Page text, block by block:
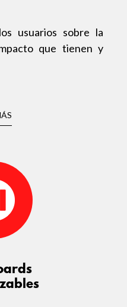
usuarios sobre la
que tienen y